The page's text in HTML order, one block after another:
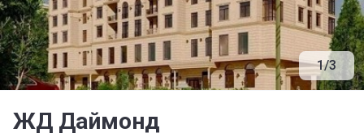
1/3
ЖД Даймонд